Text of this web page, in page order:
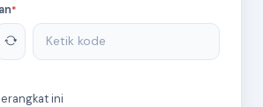
ini